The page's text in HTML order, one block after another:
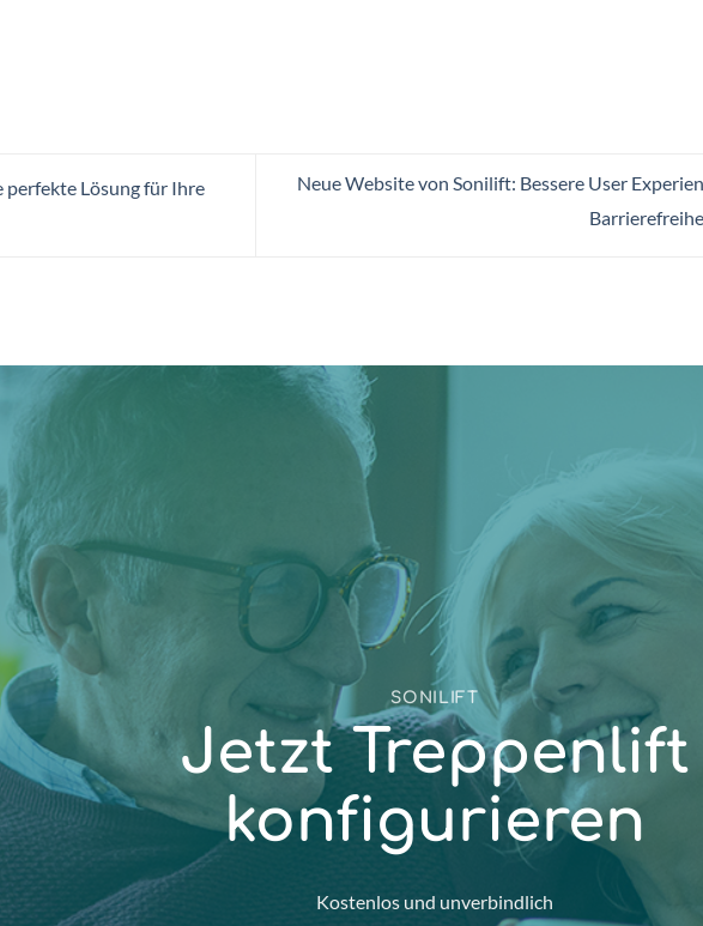
Lösung für Ihre
Neue Website von Sonilift: Bessere User
SONILIFT
Jetzt Treppenlift
konfigurieren
Kostenlos und unverbindlich